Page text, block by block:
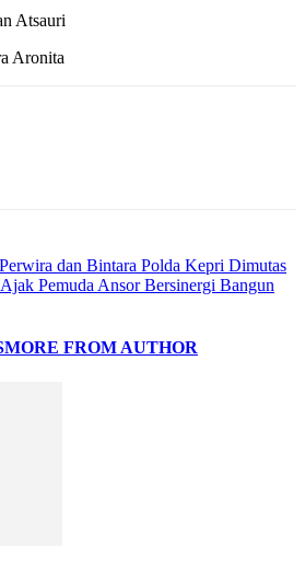
dan Bintara Polda Kepri Dimutas
Pemuda Ansor Bersinergi Bangun
MORE FROM AUTHOR